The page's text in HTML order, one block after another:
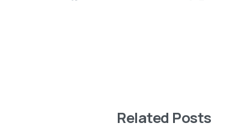
Related Posts